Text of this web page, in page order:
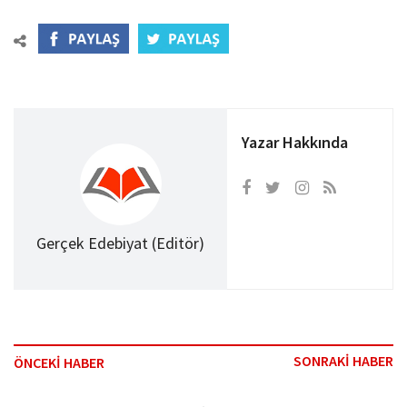
Gerçek Edebiyat (Editör)
Yazar Hakkında
ÖNCEKİ HABER SONRAKİ HABER